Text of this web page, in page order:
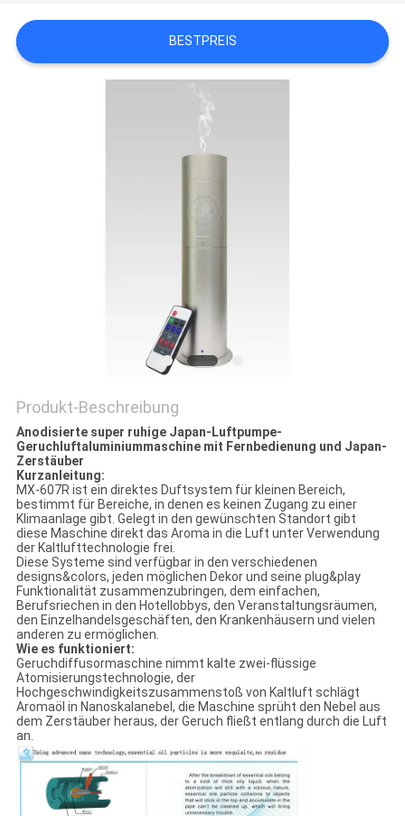
ZITAT
SHOPPING
BESTPREIS
Produkt-Beschreibung
Anodisierte super ruhige Japan-Luftpumpe-
Geruchluftaluminiummaschine mit Fernbedienung und Japan-
Zerstäuber
Kurzanleitung:
MX-607R ist ein direktes Duftsystem für kleinen Bereich,
bestimmt für Bereiche, in denen es keinen Zugang zu einer
Klimaanlage gibt. Gelegt in den gewünschten Standort gibt
diese Maschine direkt das Aroma in die Luft unter Verwendung
der Kaltlufttechnologie frei.
Diese Systeme sind verfügbar in den verschiedenen
designs&colors, jeden möglichen Dekor und seine plug&play
Funktionalität zusammenzubringen, dem einfachen,
Berufsriechen in den Hotellobbys, den Veranstaltungsräumen,
den Einzelhandelsgeschäften, den Krankenhäusern und vielen
anderen zu ermöglichen.
Wie es funktioniert:
Geruchdiffusormaschine nimmt kalte zwei-flüssige
Atomisierungstechnologie, der
Hochgeschwindigkeitszusammenstoß von Kaltluft schlägt
Aromaöl in Nanoskalanebel, die Maschine sprüht den Nebel aus
dem Zerstäuber heraus, der Geruch fließt entlang durch die Luft
an.